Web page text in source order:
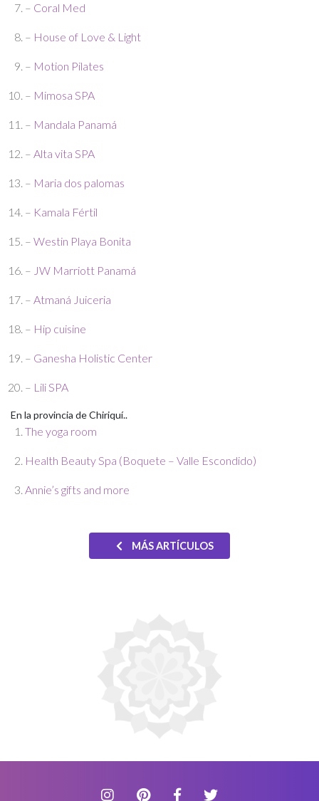
– Coral Med
– House of Love & Light
– Motion Pilates
– Mimosa SPA
– Mandala Panamá
– Alta vita SPA
– Maria dos palomas
– Kamala Fértil
– Westin Playa Bonita
– JW Marriott Panamá
– Atmaná Juiceria
– Hip cuisine
– Ganesha Holistic Center
– Lili SPA
En la provincia de Chiriquí..
The yoga room
Health Beauty Spa (Boquete – Valle Escondido)
Annie’s gifts and more
MÁS ARTÍCULOS